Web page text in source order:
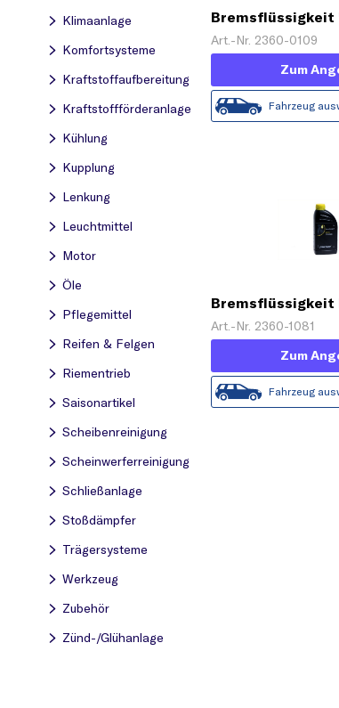
Klimaanlage
Komfortsysteme
Kraftstoff­aufbereitung
Kraftstoff­förderanlage
Kühlung
Kupplung
Lenkung
Leuchtmittel
Motor
Öle
Pflegemittel
Reifen & Felgen
Riementrieb
Saisonartikel
Scheibenreinigung
Scheinwerferreinigung
Schließanlage
Stoßdämpfer
Trägersysteme
Werkzeug
Zubehör
Zünd-/Glühanlage
Bremsflüssigkeit
L)'
Art.-Nr. 2360-0109
Zum
Fahrzeug
Bremsflüssigkeit
Art.-Nr. 2360-1081
Zum
Fahrzeug